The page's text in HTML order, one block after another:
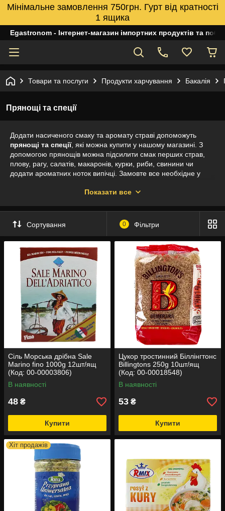
Мінімальне замовлення 750грн. Гурт від кратності
1 ящика
Egastronom - Інтернет-магазин імпортних продуктів та
Товари та послуги Продукти харчування Бакалія
Прянощі та спеції
Додати насиченого смаку та аромату страві допоможуть
прянощі та спеції, які можна купити у нашому магазині. З
допомогою прянощів можна підсилити смак перших страв,
плову, рагу, салатів, макаронів, курки, риби, свинини чи
додати ароматних ноток випічці. Замовте все необхідне у
чорний перець, карі, хмелі-сунелі, сушений часник, копчена
Показати все
Сортування 0 Фільтри
Сіль Морська дрібна Sale
Marino fino 1000g 12шт/ящ
(Код: 00-00003806)
В наявності
48 ₴
Купити
Цукор тростинний Біллінгтонс
Billingtons 250g 10шт/ящ
(Код: 00-00018548)
В наявності
53 ₴
Купити
Хіт продажів